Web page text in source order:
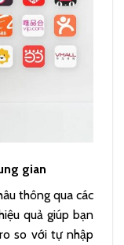
gian
thông qua các
quả giúp bạn
so với tự nhập